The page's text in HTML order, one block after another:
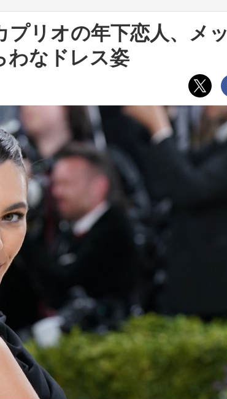
リオの年下恋人、メッ
わなドレス姿